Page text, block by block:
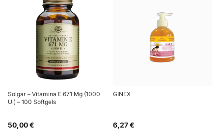
Solgar – Vitamina E 671 Mg (1000
Ui) – 100 Softgels
50,00 €
GINEX
6,27 €